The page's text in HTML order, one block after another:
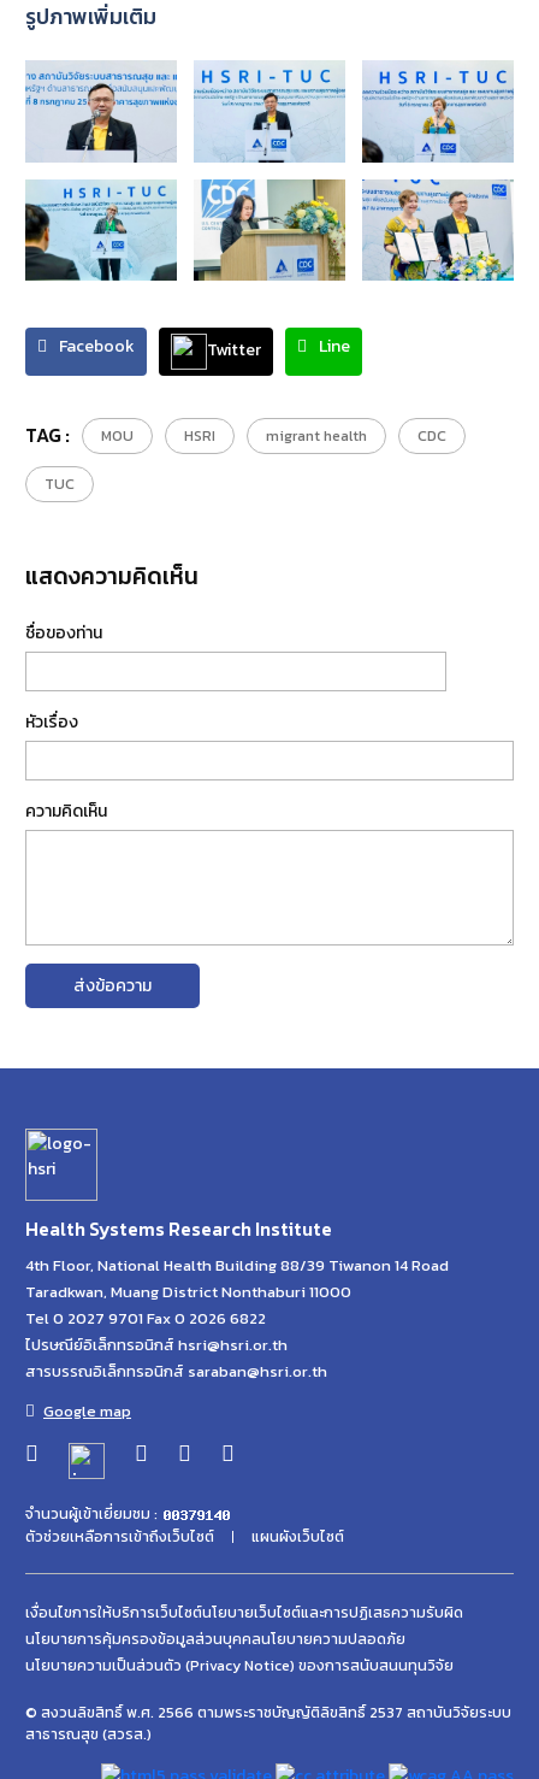
รูปภาพเพิ่มเติม
Facebook Twitter Line
TAG : MOU HSRI migrant health CDC
TUC
แสดงความคิดเห็น
ชื่อของท่าน
หัวเรื่อง
ความคิดเห็น
ส่งข้อความ
Health Systems Research Institute
4th Floor, National Health Building 88/39 Tiwanon 14 Road
Taradkwan, Muang District Nonthaburi 11000
Tel 0 2027 9701 Fax 0 2026 6822
ไปรษณีย์อิเล็กทรอนิกส์ hsri@hsri.or.th
สารบรรณอิเล็กทรอนิกส์ saraban@hsri.or.th
Google map
จำนวนผู้เข้าเยี่ยมชม :
ตัวช่วยเหลือการเข้าถึงเว็บไซต์
แผนผังเว็บไซต์
เงื่อนไขการให้บริการเว็บไซต์นโยบายเว็บไซต์และการปฏิเสธความรับผิด
นโยบายการคุ้มครองข้อมูลส่วนบุคคลนโยบายความปลอดภัย
นโยบายความเป็นส่วนตัว (Privacy Notice) ของการสนับสนนทุนวิจัย
© สงวนลิขสิทธิ์ พ.ศ. 2566 ตามพระราชบัญญัติลิขสิทธิ์ 2537 สถาบันวิจัยระบบ
สาธารณสุข (สวรส.)